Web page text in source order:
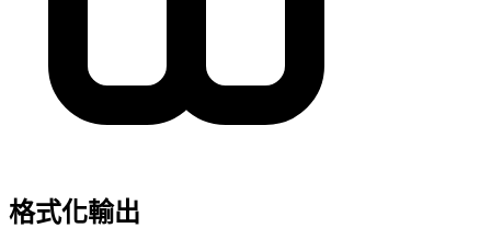
格式化輸出